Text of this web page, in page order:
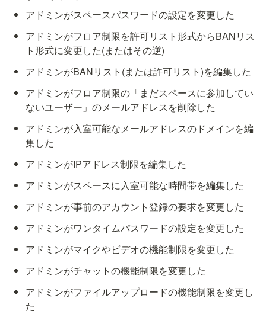
アドミンがスペースパスワードの設定を変更した
アドミンがフロア制限を許可リスト形式からBANリス
ト形式に変更した(またはその逆)
アドミンがBANリスト(または許可リスト)を編集した
アドミンがフロア制限の「まだスペースに参加してい
ないユーザー」のメールアドレスを削除した
アドミンが入室可能なメールアドレスのドメインを編
集した
アドミンがIPアドレス制限を編集した
アドミンがスペースに入室可能な時間帯を編集した
アドミンが事前のアカウント登録の要求を変更した
アドミンがワンタイムパスワードの設定を変更した
アドミンがマイクやビデオの機能制限を変更した
アドミンがチャットの機能制限を変更した
アドミンがファイルアップロードの機能制限を変更し
た